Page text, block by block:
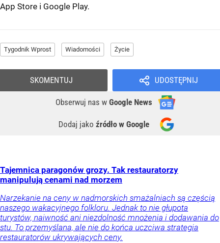
App Store i Google Play.
Tygodnik Wprost Wiadomości Życie
UDOSTĘPNIJ
Obserwuj nas w Google News
Dodaj jako źródło w Google
SKOMENTUJ
Tajemnica paragonów grozy. Tak restauratorzy
manipulują cenami nad morzem
Narzekanie na ceny w nadmorskich smażalniach są częścią
naszego wakacyjnego folkloru. Jednak to nie głupota
turystów, naiwność ani niezdolność mnożenia i dodawania do
stu. To przemyślana, ale nie do końca uczciwa strategia
restauratorów ukrywających ceny.